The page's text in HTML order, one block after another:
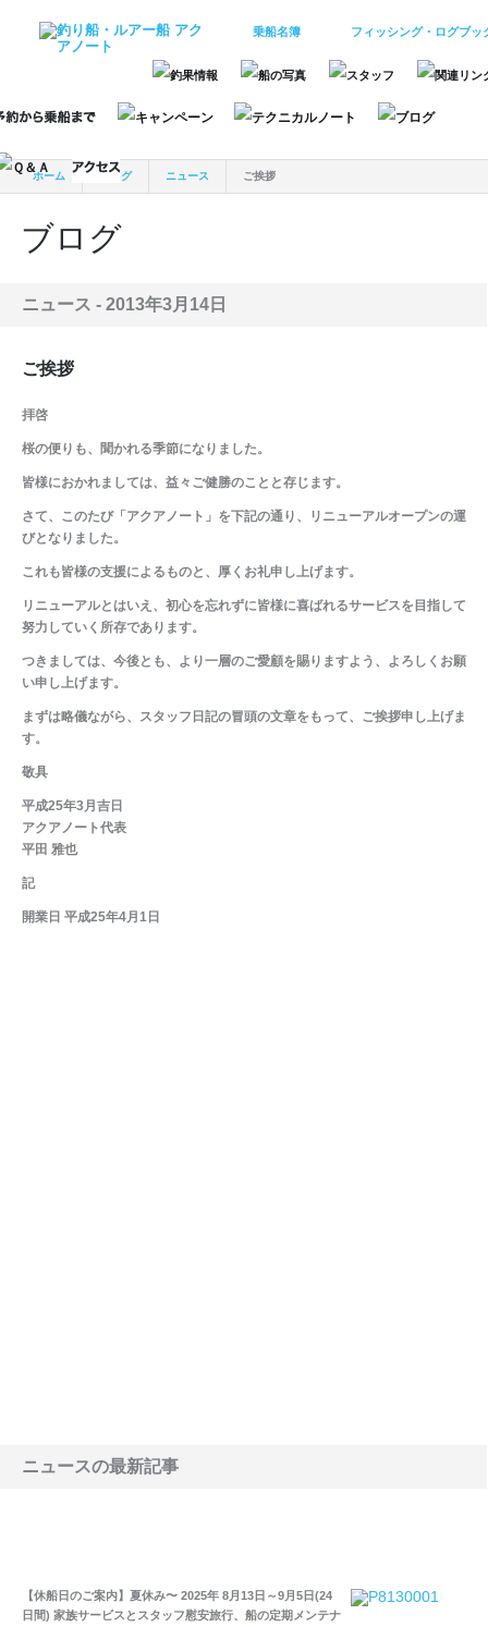
乗船名簿 フィッシング・ログブッ
ホーム ブログ ニュース ご挨拶
ブログ
ニュース - 2013年3月14日
ご挨拶
拝啓
桜の便りも、聞かれる季節になりました。
皆様におかれましては、益々ご健勝のことと存じます。
さて、このたび「アクアノート」を下記の通り、リニューアルオープンの運
びとなりました。
これも皆様の支援によるものと、厚くお礼申し上げます。
リニューアルとはいえ、初心を忘れずに皆様に喜ばれるサービスを目指して
努力していく所存であります。
つきましては、今後とも、より一層のご愛顧を賜りますよう、よろしくお願
い申し上げます。
まずは略儀ながら、スタッフ日記の冒頭の文章をもって、ご挨拶申し上げま
す。
敬具
平成25年3月吉日
アクアノート代表
平田 雅也
記
開業日 平成25年4月1日
ニュースの最新記事
【休船日のご案内】夏休み〜 2025年 8月13日～9月5日(24
日間) 家族サービスとスタッフ慰安旅行、船の定期メンテナ